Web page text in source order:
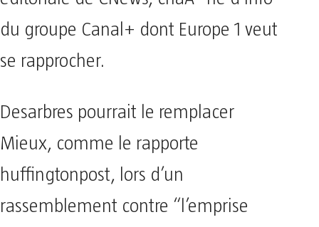
du groupe Canal+ dont Europe 1 veut
se rapprocher.
Desarbres pourrait le remplacer
Mieux, comme le rapporte
huffingtonpost, lors d’un
rassemblement contre “l’emprise